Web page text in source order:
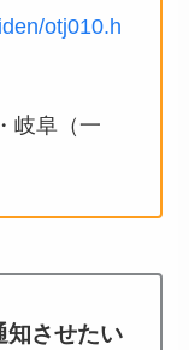
otj010.h
岐阜（一
知させたい